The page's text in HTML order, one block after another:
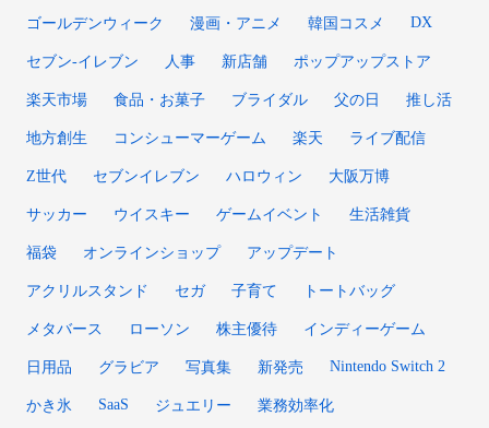
ゴールデンウィーク 漫画・アニメ 韓国コスメ DX
セブン‐イレブン 人事 新店舗 ポップアップストア
楽天市場 食品・お菓子 ブライダル 父の日 推し活
地方創生 コンシューマーゲーム 楽天 ライブ配信
Z世代 セブンイレブン ハロウィン 大阪万博
サッカー ウイスキー ゲームイベント 生活雑貨
福袋 オンラインショップ アップデート
アクリルスタンド セガ 子育て トートバッグ
メタバース ローソン 株主優待 インディーゲーム
日用品 グラビア 写真集 新発売 Nintendo Switch 2
かき氷 SaaS ジュエリー 業務効率化